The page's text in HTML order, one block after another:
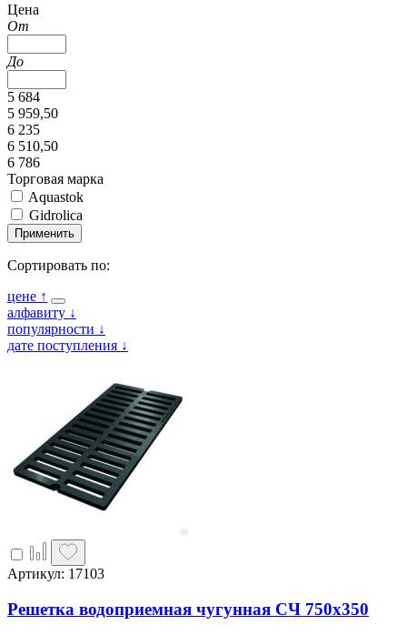
Цена
От
До
5 684
5 959,50
6 235
6 510,50
6 786
Торговая марка
Aquastok
Gidrolica
Применить
Сортировать по:
цене ↑
алфавиту ↓
популярности ↓
дате поступления ↓
Артикул: 17103
Решетка водоприемная чугунная СЧ 750х350